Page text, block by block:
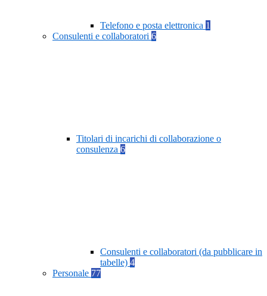
Telefono e posta elettronica 1
Consulenti e collaboratori 6
Titolari di incarichi di collaborazione o
consulenza 6
Consulenti e collaboratori (da pubblicare in
tabelle) 4
Personale 77